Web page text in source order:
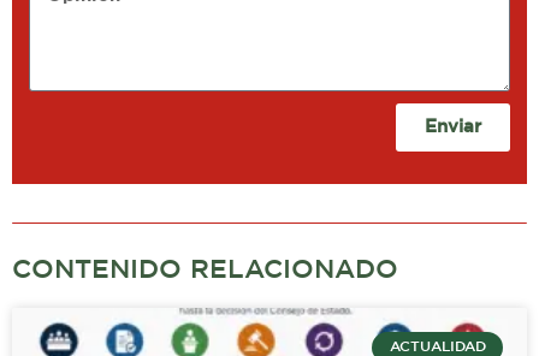
Enviar
CONTENIDO RELACIONADO
ACTUALIDAD